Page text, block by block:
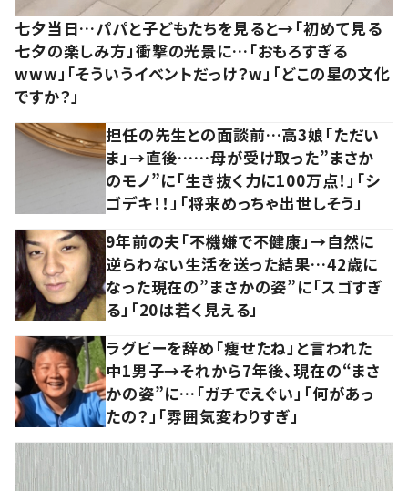
七夕当日…パパと子どもたちを見ると→「初めて見る
七夕の楽しみ方」衝撃の光景に…「おもろすぎる
www」「そういうイベントだっけ？w」「どこの星の文化
ですか？」
担任の先生との面談前…高3娘「ただい
ま」→直後……母が受け取った”まさか
のモノ”に「生き抜く力に100万点！」「シ
ゴデキ！！」「将来めっちゃ出世しそう」
9年前の夫「不機嫌で不健康」→自然に
逆らわない生活を送った結果…42歳に
なった現在の”まさかの姿”に「スゴすぎ
る」「20は若く見える」
ラグビーを辞め「痩せたね」と言われた
中1男子→それから7年後、現在の“まさ
かの姿”に…「ガチでえぐい」「何があっ
たの？」「雰囲気変わりすぎ」